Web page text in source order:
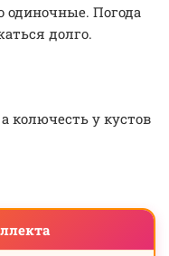
одиночные. Погода
долго.
колючесть у кустов